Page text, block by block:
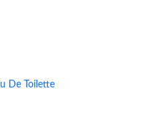
De Toilette